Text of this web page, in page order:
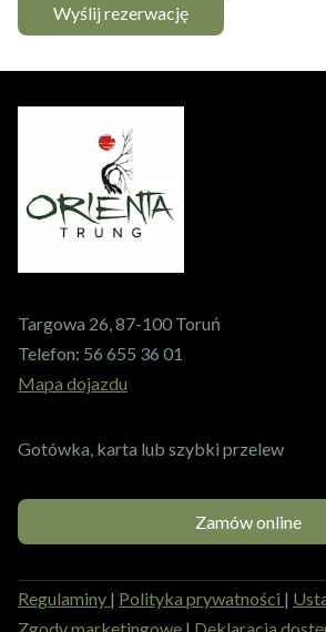
Wyślij rezerwację
Targowa 26, 87-100 Toruń
Telefon: 56 655 36 01
Mapa dojazdu
Gotówka, karta lub szybki przelew
Zamów online
Regulaminy | Polityka prywatności |
Zgody marketingowe | Deklaracja